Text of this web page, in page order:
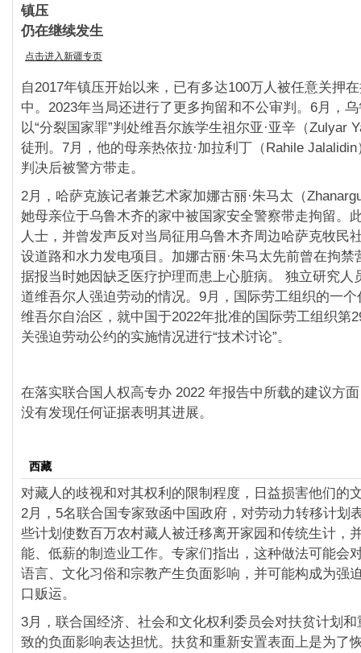
镇压
仍在继续发生
点击进入新疆专页
自2017年镇压开始以来，已有多达100万人被任意关押
中。2023年当局还进行了更多拘留和不公审判。6月，
以“分裂国家罪”判处维吾尔族学生祖尔亚·亚辛（Zulyar
徒刑。7月，他的母亲热依拉·加拉利丁（Rahile
判决后被警方带走。
2月，哈萨克族记者兼艺术家加娜古丽·朱马太（
她母亲位于乌鲁木齐的家中被国家安全警察带走拘留。
人士，并曾发声反对当局征用乌鲁木齐周边哈萨克牧民
设道路和水力发电项目。加娜古丽·朱马太先前曾在拘禁
据报当时她因缺乏医疗护理而患上心脏病。 独立研究人
道维吾尔人强迫劳动的情况。9月，国际劳工组织的一
维吾尔自治区，就中国于2022年批准的国际劳工组织第
关强迫劳动公约的实施情况进行“技术讨论”。
在落实联合国人权高专办 2022 年报告中所载的建议方
没有发现任何证据表明其进展。
西藏
对藏人的歧视和对其权利的限制程度，日益损害他们的
2月，5名联合国专家致函中国政府，对劳动力转移计划
些计划使数百万农村藏人被迁移离开家园和传统生计，
能、低薪的制造业工作。专家们指出，这种做法可能会
语言、文化习俗和宗教产生负面影响，并可能构成为强
口贩运。
3月，联合国经济、社会和文化权利委员会对扶贫计划
致的负面影响表达担忧。扶贫和重新安置表面上是为了